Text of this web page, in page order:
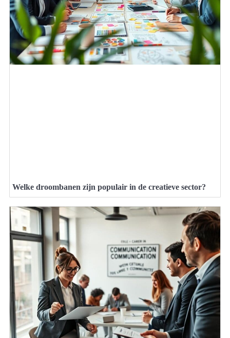
Welke droombanen zijn populair in de creatieve sector?